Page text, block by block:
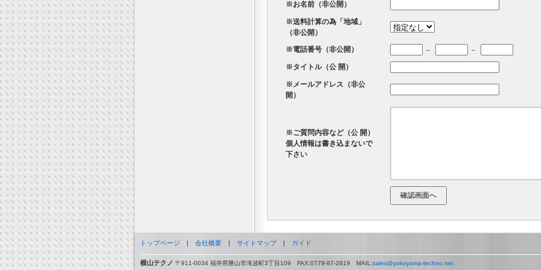
※お名前（非公開）
※送料計算の為「地域」
（非公開）
※電話番号（非公開）
－
－
※タイトル（公 開）
※メールアドレス（非公
開）
※ご質問内容など（公 開）
個人情報は書き込まないで
下さい
トップページ | 会社概要 | サイトマップ| ガイド
横山テクノ 〒911-0034 福井県勝山市滝波町3丁目109 FAX:0779-87-2819 MAIL:sales@yokoyama-techno.net